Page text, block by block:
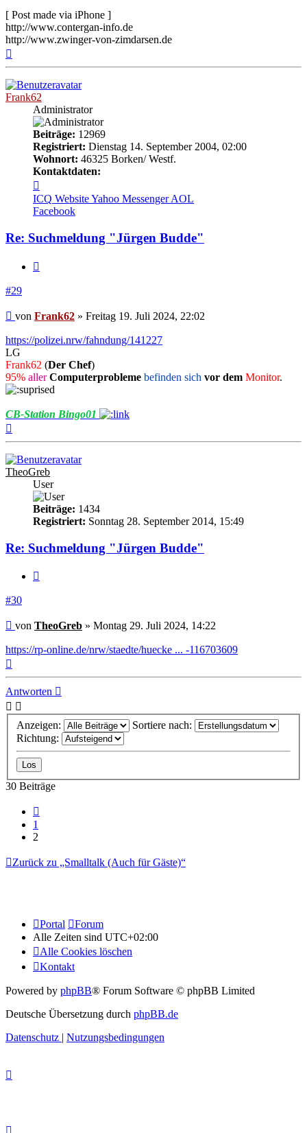
[ Post made via iPhone ]
http://www.contergan-info.de
http://www.zwinger-von-zimdarsen.de
Frank62
Administrator
Beiträge: 12969
Registriert: Dienstag 14. September 2004, 02:00
Wohnort: 46325 Borken/ Westf.
Kontaktdaten:
von
Frank62
ICQ WebsiteYahoo Messenger AOL
Facebook
Re: Suchmeldung "Jürgen Budde"
#29
Beitrag
von Frank62 » Freitag 19. Juli 2024, 22:02
https://polizei.nrw/fahndung/141227
LG
Frank62 (Der Chef)
95% aller Computerprobleme befinden sich vor dem Monitor.
CB-Station Bingo01
TheoGreb
User
Beiträge: 1434
Registriert: Sonntag 28. September 2014, 15:49
Re: Suchmeldung "Jürgen Budde"
#30
Beitrag
von TheoGreb » Montag 29. Juli 2024, 14:22
https://rp-online.de/nrw/staedte/huecke ... -116703609
Antworten
Anzeigen:
Sortiere nach:
Richtung:
30 Beiträge
1
2
Zurück zu „Smalltalk (Auch für Gäste)“
Portal
Forum
Alle Zeiten sind UTC+02:00
Alle Cookies löschen
Kontakt
Powered by phpBB® Forum Software © phpBB Limited
Deutsche Übersetzung durch phpBB.de
Datenschutz | Nutzungsbedingungen